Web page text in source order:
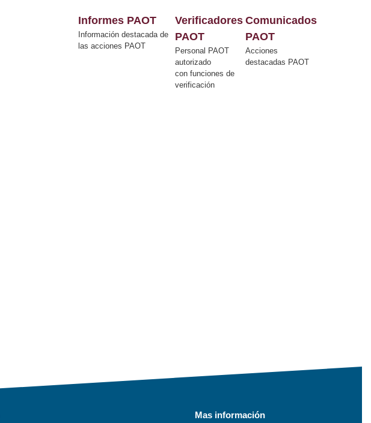
Informes PAOT
Información destacada de
las acciones PAOT
Verificadores
PAOT
Personal PAOT
autorizado
con funciones de
verificación
Comunicados
PAOT
Acciones
destacadas PAOT
Mas información